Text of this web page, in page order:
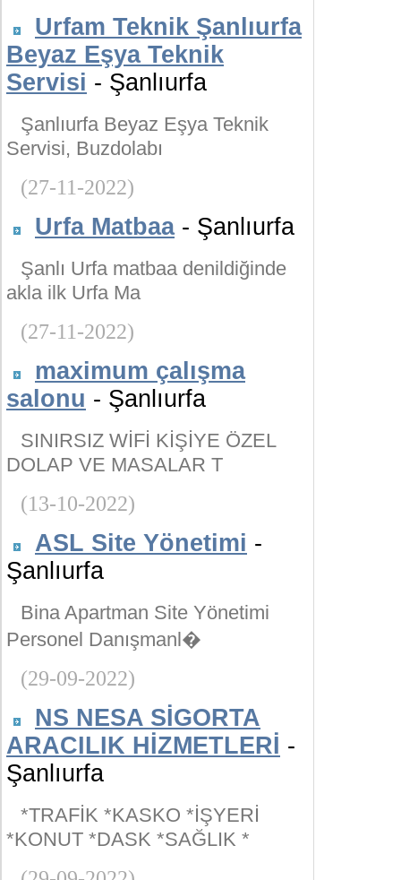
Urfam Teknik Şanlıurfa
Beyaz Eşya Teknik
Servisi - Şanlıurfa
Şanlıurfa Beyaz Eşya Teknik
Servisi, Buzdolabı
(27-11-2022)
Urfa Matbaa- Şanlıurfa
Şanlı Urfa matbaa denildiğinde
akla ilk Urfa Ma
(27-11-2022)
maximum çalışma
salonu - Şanlıurfa
SINIRSIZ WİFİ KİŞİYE ÖZEL
DOLAP VE MASALAR T
(13-10-2022)
ASL Site Yönetimi -
Şanlıurfa
Bina Apartman Site Yönetimi
Personel Danışmanl�
(29-09-2022)
NS NESA SİGORTA
ARACILIK HİZMETLERİ -
Şanlıurfa
*TRAFİK *KASKO *İŞYERİ
*KONUT *DASK *SAĞLIK *